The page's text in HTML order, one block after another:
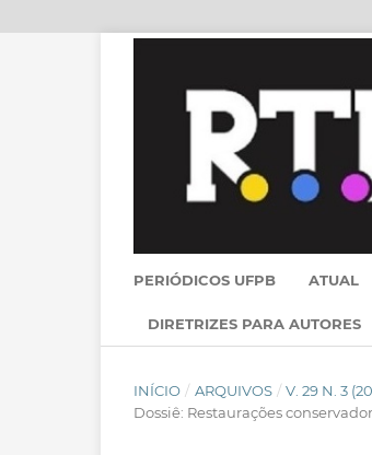
PERIÓDICOS UFPB ATUAL
DIRETRIZES PARA AUTORES
INÍCIO / ARQUIVOS / V. 29 N. 3
Dossiê: Restaurações